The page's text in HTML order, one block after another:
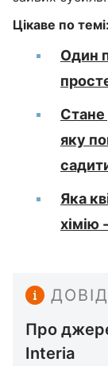
Цікаве по темі:
Один
Стане
яку
Яка
хімію
Про
Interia